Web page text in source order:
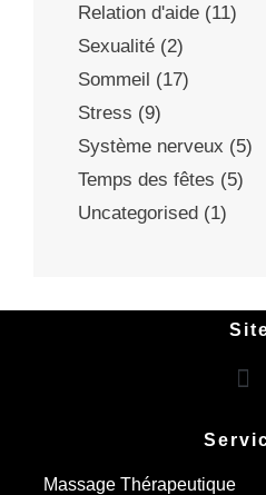
Relation d'aide (11)
Sexualité (2)
Sommeil (17)
Stress (9)
Système nerveux (5)
Temps des fêtes (5)
Uncategorised (1)
Massage Thérapeutique